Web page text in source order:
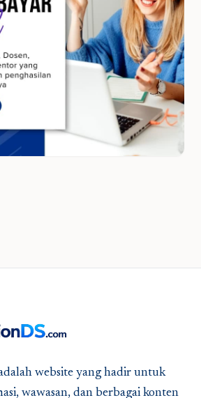
website yang hadir untuk
wawasan, dan berbagai konten